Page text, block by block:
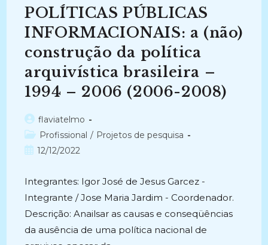
INFLUÊNCIA
NO
DESENVOLVIMENTO
TEÓRICO-
PRÁTICO
DA
ARQUIVOLOGIA
BRASILEIRA
(2021)
POLÍTICAS PÚBLICAS
INFORMACIONAIS: a (não)
construção da política
arquivística brasileira –
1994 – 2006 (2006-2008)
Autor
do
post:
flaviatelmo
Categoria
do
Profissional / Projetos de pesquisa
Post12/12/2022
Integrantes: Igor José de Jesus Garcez -
Integrante / Jose Maria Jardim - Coordenador.
Descrição: Anailsar as causas e conseqüências
da ausência de uma política nacional de